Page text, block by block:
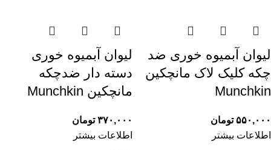
لیوان آبمیوه خوری ضد
چکه کلیک لاک مانچکین
Munchkin
۵۵۰,۰۰۰ تومان
اطلاعات بیشتر
لیوان آبمیوه خوری
دسته دار ضدچکه
مانچکین Munchkin
۳۷۰,۰۰۰ تومان
اطلاعات بیشتر